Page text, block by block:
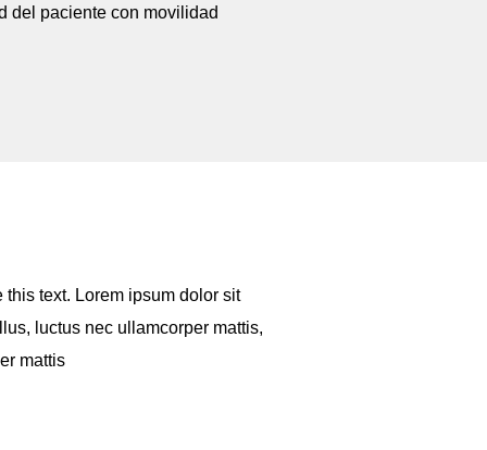
del paciente con movilidad
text. Lorem ipsum dolor sit
luctus nec ullamcorper mattis,
mattis